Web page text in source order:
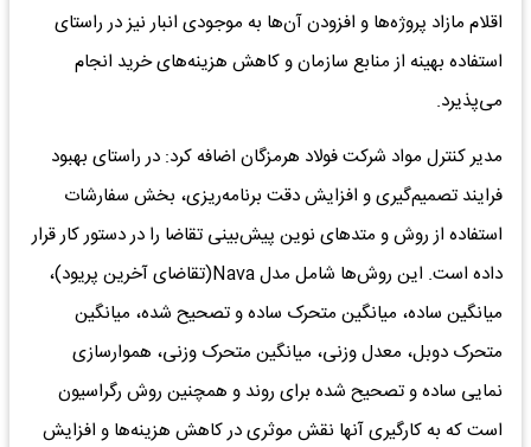
اقلام مازاد پروژه‌ها و افزودن آن‌ها به موجودی انبار نیز در راستای
استفاده بهینه از منابع سازمان و کاهش هزینه‌های خرید انجام
می‌پذیرد.
مدیر کنترل مواد شرکت فولاد هرمزگان اضافه کرد: در راستای بهبود
فرایند تصمیم‌گیری و افزایش دقت برنامه‌ریزی، بخش سفارشات
استفاده از روش و متدهای نوین پیش‌بینی تقاضا را در دستور کار قرار
داده است. این روش‌ها شامل مدل Nava(تقاضای آخرین پریود)،
میانگین ساده، میانگین متحرک ساده و تصحیح شده، میانگین
متحرک دوبل، معدل وزنی، میانگین متحرک وزنی، هموارسازی
نمایی ساده و تصحیح شده برای روند و همچنین روش رگراسیون
است که به کارگیری آنها نقش موثری در کاهش هزینه‌ها و افزایش